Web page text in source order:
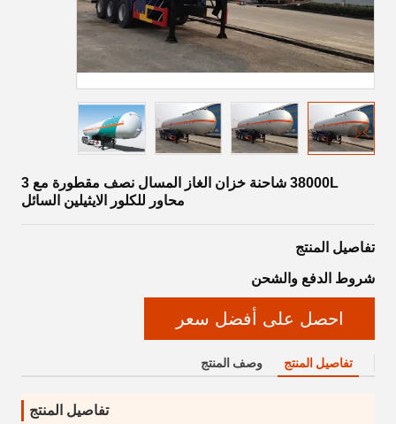
38000L شاحنة خزان الغاز المسال نصف مقطورة مع 3
محاور للكلور الايثيلين السائل
تفاصيل المنتج
شروط الدفع والشحن
احصل على أفضل سعر
تفاصيل المنتج وصف المنتج
تفاصيل المنتج